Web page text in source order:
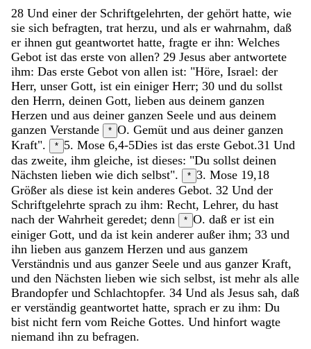
28 Und einer der Schriftgelehrten, der gehört hatte, wie
sie sich befragten, trat herzu, und als er wahrnahm, daß
er ihnen gut geantwortet hatte, fragte er ihn: Welches
Gebot ist das erste von allen? 29 Jesus aber antwortete
ihm: Das erste Gebot von allen ist: "Höre, Israel: der
Herr, unser Gott, ist ein einiger Herr; 30 und du sollst
den Herrn, deinen Gott, lieben aus deinem ganzen
Herzen und aus deiner ganzen Seele und aus deinem
ganzen Verstande * O. Gemüt und aus deiner ganzen
Kraft". * 5. Mose 6,4-5Dies ist das erste Gebot.31 Und
das zweite, ihm gleiche, ist dieses: "Du sollst deinen
Nächsten lieben wie dich selbst". * 3. Mose 19,18
Größer als diese ist kein anderes Gebot. 32 Und der
Schriftgelehrte sprach zu ihm: Recht, Lehrer, du hast
nach der Wahrheit geredet; denn * O. daß er ist ein
einiger Gott, und da ist kein anderer außer ihm; 33 und
ihn lieben aus ganzem Herzen und aus ganzem
Verständnis und aus ganzer Seele und aus ganzer Kraft,
und den Nächsten lieben wie sich selbst, ist mehr als alle
Brandopfer und Schlachtopfer. 34 Und als Jesus sah, daß
er verständig geantwortet hatte, sprach er zu ihm: Du
bist nicht fern vom Reiche Gottes. Und hinfort wagte
niemand ihn zu befragen.